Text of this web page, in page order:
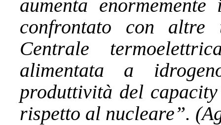
aumenta
confrontato con altre
Centrale
alimentata a
produttività del
rispetto al nucleare”.